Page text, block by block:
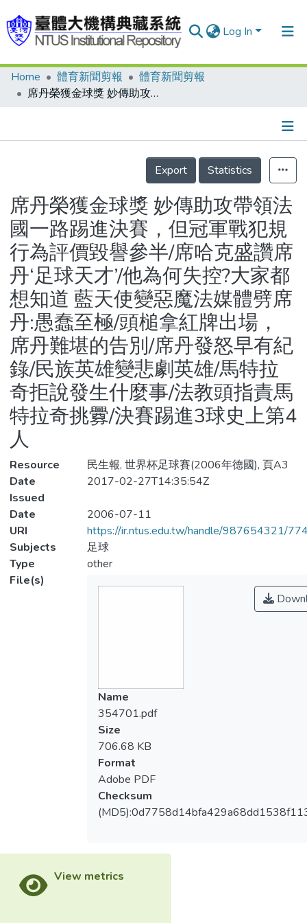
Log In
Communities & Collections
Statistics
Home 體育新聞剪報
體育新聞剪報
席丹榮獲金球獎 妙傳助攻帶領法國一路踢進決賽，但冠軍戰犯規行為評價毀譽參半/席哈克盛讚席丹‘足球天才’/他為何失控?大家都想知道 藍天使變惡魔法媒體劈席丹:愚蠢至極/頭槌拿紅牌出場，席丹難堪的告別/席丹發怒早有紀錄/民族英雄變悲劇英雄/馬特拉奇拒說發生什麼事/法教頭指責馬特拉奇挑釁/決賽踢進3球史上第4人
Details
Export
Statistics
席丹榮獲金球獎 妙傳助攻帶領法
國一路踢進決賽，但冠軍戰犯規
行為評價毀譽參半/席哈克盛讚席
丹‘足球天才’/他為何失控?大家都
想知道 藍天使變惡魔法媒體劈席
丹:愚蠢至極/頭槌拿紅牌出場，
席丹難堪的告別/席丹發怒早有紀
錄/民族英雄變悲劇英雄/馬特拉
奇拒說發生什麼事/法教頭指責馬
特拉奇挑釁/決賽踢進3球史上第4
人
Resource
民生報, 世界杯足球賽(2006年德國), 頁A3
Date
Issued
2017-02-27T14:35:54Z
Date
2006-07-11
URI
https://ir.ntus.edu.tw/handle/987654321/
Subjects
足球
Type
other
File(s)
Name
354701.pdf
Size
706.68 KB
Format
Adobe PDF
Checksum
View metrics